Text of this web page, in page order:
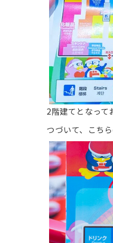
2階建てとなって
つづいて、こち